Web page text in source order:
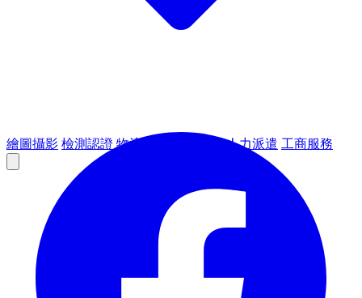
繪圖攝影 檢測認證 物流倉儲 人力派遣 工商服務